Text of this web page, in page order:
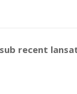
recent